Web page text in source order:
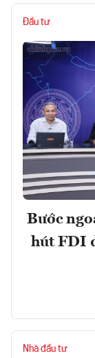
Đầu tư
Bước
hút FDI
Nhà đầu tư